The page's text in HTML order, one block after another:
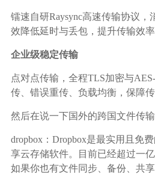
镭速自研Raysync高速传输协议，
效降低延时与丢包，提升传输效率
企业级稳定传输
点对点传输，全程TLS加密与
传、错误重传、负载均衡，保障传
然后在说一下国外的跨国文件传输
dropbox：Dropbox是最实用且免
享云存储软件。目前已经超过一
如果你也有文件同步、备份、共享